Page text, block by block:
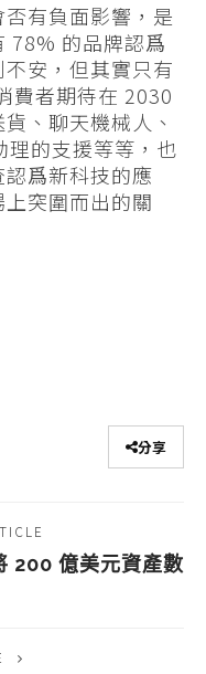
有負面影響，是
78% 的品牌認爲
安，但其實只有
費者期待在 2030
、聊天機械人、
理的支援等等，也
爲新科技的應
突圍而出的關
分享
200 億美元資產數